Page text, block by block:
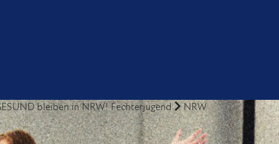
bleiben in NRW!Fechterjugend NRW